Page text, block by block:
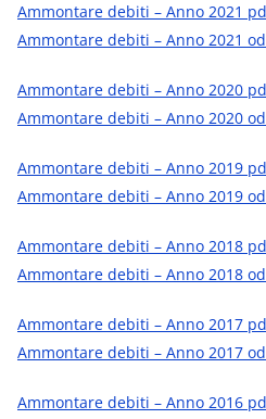
Ammontare debiti – Anno 2021
Ammontare debiti – Anno 2021
Ammontare debiti – Anno 2020
Ammontare debiti – Anno 2020
Ammontare debiti – Anno 2019
Ammontare debiti – Anno 2019
Ammontare debiti – Anno 2018
Ammontare debiti – Anno 2018
Ammontare debiti – Anno 2017
Ammontare debiti – Anno 2017
Ammontare debiti – Anno 2016